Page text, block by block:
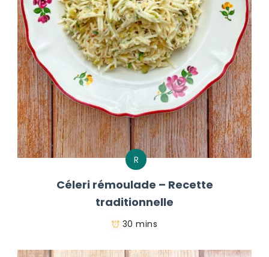
R
Céleri rémoulade – Recette
traditionnelle
30 mins